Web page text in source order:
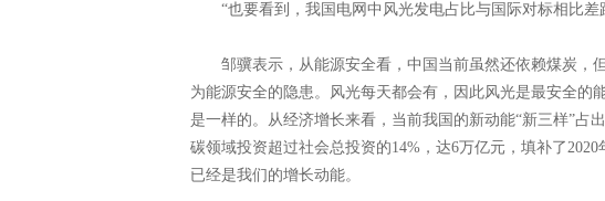
“也要看到，我国电网中风光发电占比与国际对标相比差
邹骥表示，从能源安全看，中国当前虽然还依赖煤炭，
为能源安全的隐患。风光每天都会有，因此风光是最安全的
是一样的。从经济增长来看，当前我国的新动能“新三样”占
碳领域投资超过社会总投资的14%，达6万亿元，填补了
已经是我们的增长动能。